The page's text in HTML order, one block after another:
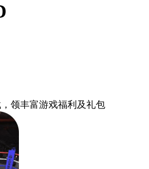
，领丰富游戏福利 及礼包